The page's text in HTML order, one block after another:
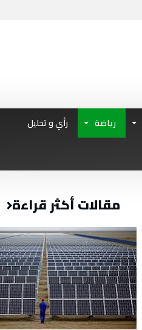
رياضة
رأي و تحليل
مقالات أكثر قراءة